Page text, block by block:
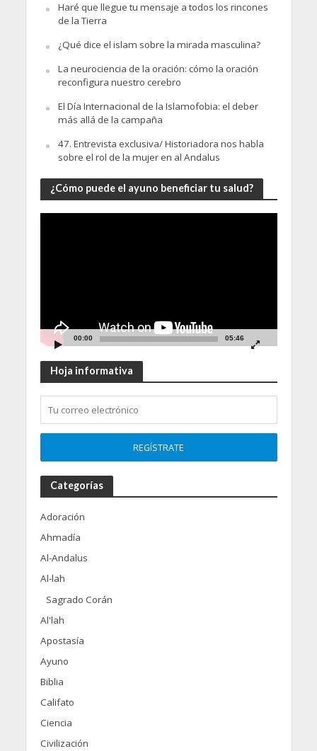
Haré que llegue tu mensaje a todos los rincones
de la Tierra
¿Qué dice el islam sobre la mirada masculina?
La neurociencia de la oración: cómo la oración
reconfigura nuestro cerebro
El Día Internacional de la Islamofobia: el deber
más allá de la campaña
47. Entrevista exclusiva/ Historiadora nos habla
sobre el rol de la mujer en al Andalus
¿Cómo puede el ayuno beneficiar tu salud?
00:00 05:46
Hoja informativa
Categorías
Adoración
Ahmadía
Al-Andalus
Al-lah
Sagrado Corán
Al'lah
Apostasía
Ayuno
Biblia
Califato
Ciencia
Civilización